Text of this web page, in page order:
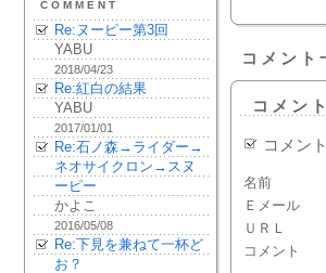
COMMENT
Re:ヌーピー第3回
YABU
2018/04/23
Re:紅白の結果
YABU
2017/01/01
Re:石ノ森→ライダー→
ネオサイクロン→スヌ
ーピー
かよこ
2016/05/08
Re:下見を兼ねて一杯ど
お？
コメント
コメン
コメン
名前
Ｅメール
ＵＲＬ
コメント